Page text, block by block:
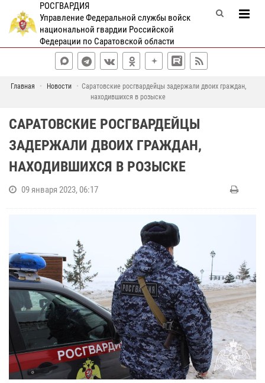
РОСГВАРДИЯ
Управление Федеральной службы войск
национальной гвардии Российской
Федерации по Саратовской области
Главная Новости
Саратовские росгвардейцы задержали двоих граждан,
находившихся в розыске
САРАТОВСКИЕ РОСГВАРДЕЙЦЫ
ЗАДЕРЖАЛИ ДВОИХ ГРАЖДАН,
НАХОДИВШИХСЯ В РОЗЫСКЕ
09 января 2023, 06:17